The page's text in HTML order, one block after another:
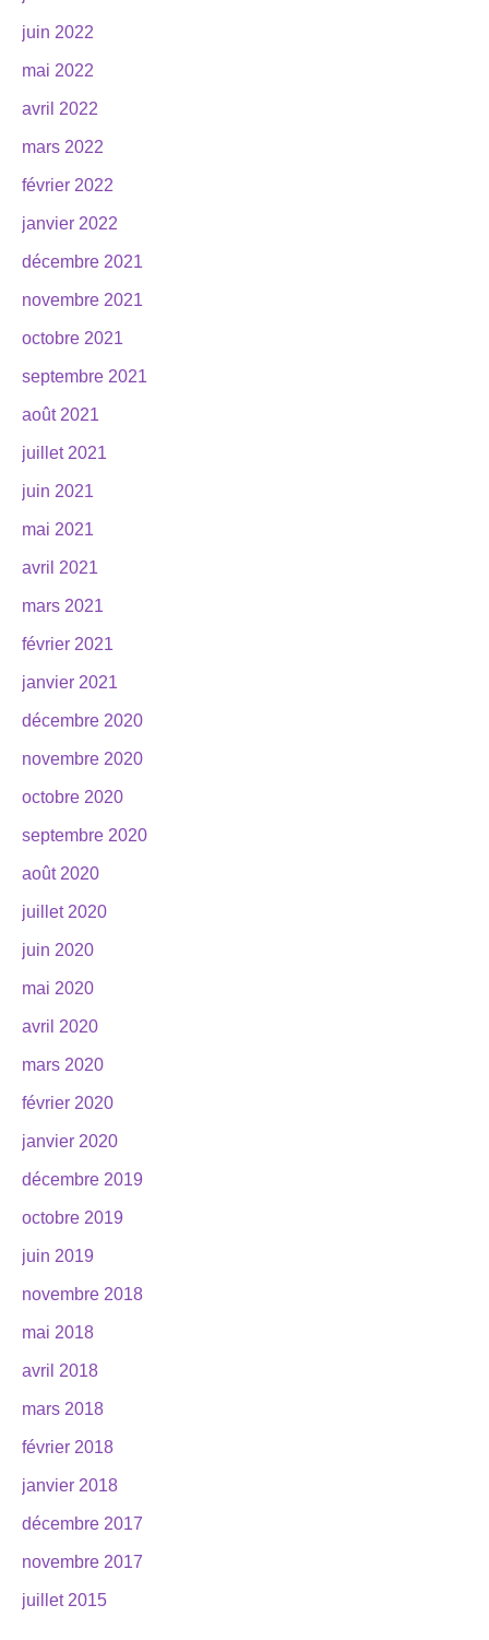
juin 2022
mai 2022
avril 2022
mars 2022
février 2022
janvier 2022
décembre 2021
novembre 2021
octobre 2021
septembre 2021
août 2021
juillet 2021
juin 2021
mai 2021
avril 2021
mars 2021
février 2021
janvier 2021
décembre 2020
novembre 2020
octobre 2020
septembre 2020
août 2020
juillet 2020
juin 2020
mai 2020
avril 2020
mars 2020
février 2020
janvier 2020
décembre 2019
octobre 2019
juin 2019
novembre 2018
mai 2018
avril 2018
mars 2018
février 2018
janvier 2018
décembre 2017
novembre 2017
juillet 2015